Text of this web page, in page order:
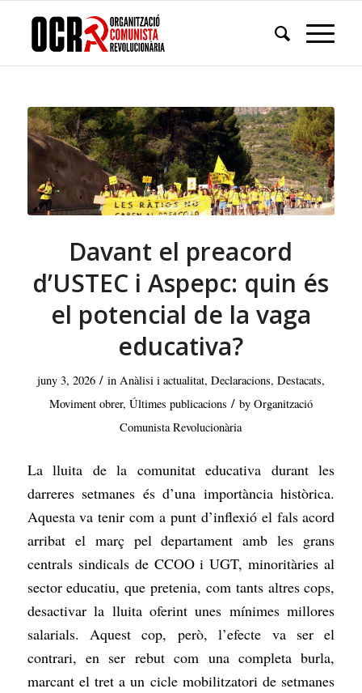
Davant el preacord
d’USTEC i Aspepc: quin és
el potencial de la vaga
educativa?
juny 3, 2026 / in Anàlisi i actualitat, Declaracions, Destacats,
Moviment obrer, Últimes publicacions / by Organització
Comunista Revolucionària
La lluita de la comunitat educativa durant les
darreres setmanes és d’una importància històrica.
Aquesta va tenir com a punt d’inflexió el fals acord
arribat el març pel departament amb les grans
centrals sindicals de CCOO i UGT, minoritàries al
sector educatiu, que pretenia, com tants altres cops,
desactivar la lluita oferint unes mínimes millores
salarials. Aquest cop, però, l’efecte va ser el
contrari, en ser rebut com una completa burla,
marcant el tret a un cicle mobilitzatori de setmanes